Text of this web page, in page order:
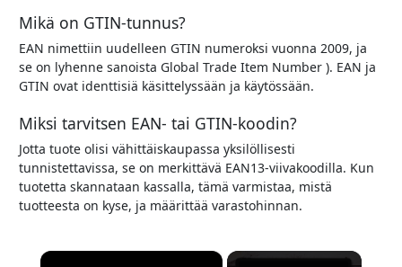
Mikä on GTIN-tunnus?
EAN nimettiin uudelleen GTIN numeroksi vuonna 2009, ja
se on lyhenne sanoista Global Trade Item Number ). EAN ja
GTIN ovat identtisiä käsittelyssään ja käytössään.
Miksi tarvitsen EAN- tai GTIN-koodin?
Jotta tuote olisi vähittäiskaupassa yksilöllisesti
tunnistettavissa, se on merkittävä EAN13-viivakoodilla. Kun
tuotetta skannataan kassalla, tämä varmistaa, mistä
tuotteesta on kyse, ja määrittää varastohinnan.
×